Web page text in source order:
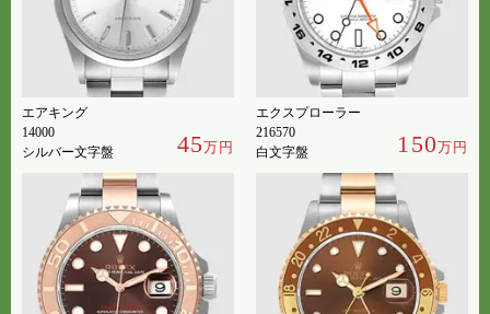
エアキング
14000
シルバー文字盤
45万円
エクスプローラー
216570
白文字盤
150万円